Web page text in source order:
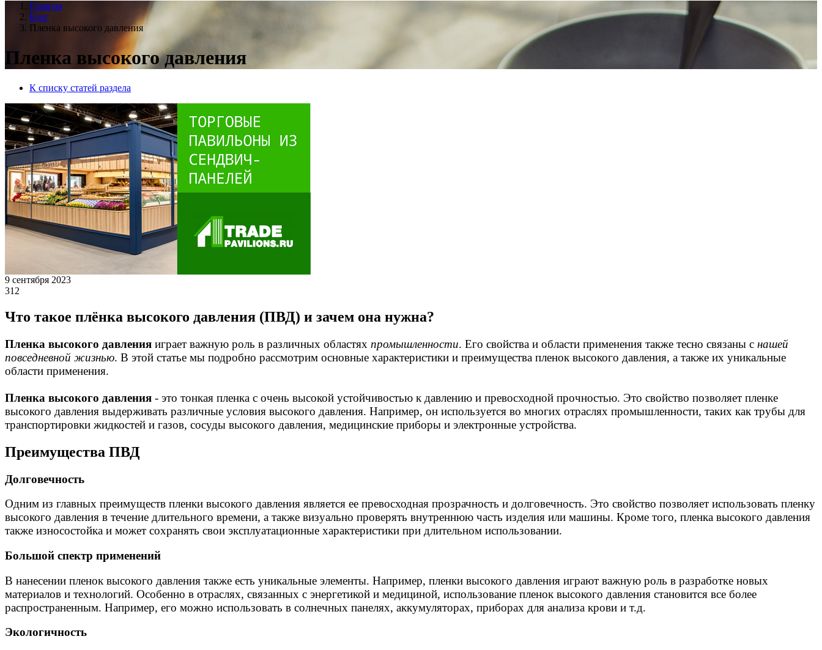
Главная
Блог
Пленка высокого давления
Пленка высокого давления
К списку статей раздела
9 сентября 2023
312
Что такое плёнка высокого давления (ПВД) и зачем она нужна?
Пленка высокого давления играет важную роль в различных областях промышленности. Его свойства и области применения также тесно связаны с нашей
повседневной жизнью. В этой статье мы подробно рассмотрим основные характеристики и преимущества пленок высокого давления, а также их уникальные
области применения.
Пленка высокого давления - это тонкая пленка с очень высокой устойчивостью к давлению и превосходной прочностью. Это свойство позволяет пленке
высокого давления выдерживать различные условия высокого давления. Например, он используется во многих отраслях промышленности, таких как трубы для
транспортировки жидкостей и газов, сосуды высокого давления, медицинские приборы и электронные устройства.
Преимущества ПВД
Долговечность
Одним из главных преимуществ пленки высокого давления является ее превосходная прозрачность и долговечность. Это свойство позволяет использовать пленку
высокого давления в течение длительного времени, а также визуально проверять внутреннюю часть изделия или машины. Кроме того, пленка высокого давления
также износостойка и может сохранять свои эксплуатационные характеристики при длительном использовании.
Большой спектр применений
В нанесении пленок высокого давления также есть уникальные элементы. Например, пленки высокого давления играют важную роль в разработке новых
материалов и технологий. Особенно в отраслях, связанных с энергетикой и медициной, использование пленок высокого давления становится все более
распространенным. Например, его можно использовать в солнечных панелях, аккумуляторах, приборах для анализа крови и т.д.
Экологичность